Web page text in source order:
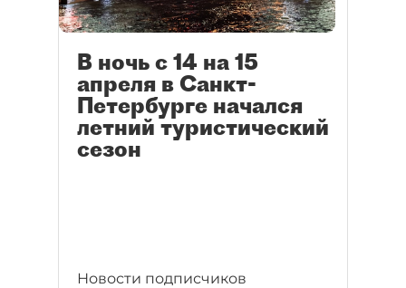
В ночь с 14 на 15
апреля в Санкт-
Петербурге начался
летний туристический
сезон
Новости подписчиков